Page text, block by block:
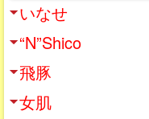
いなせ
“N”Shico
飛豚
女肌